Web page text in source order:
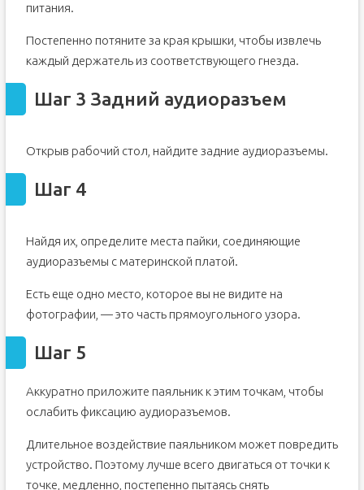
питания.
Постепенно потяните за края крышки, чтобы извлечь
каждый держатель из соответствующего гнезда.
Шаг 3 Задний аудиоразъем
Открыв рабочий стол, найдите задние аудиоразъемы.
Шаг 4
Найдя их, определите места пайки, соединяющие
аудиоразъемы с материнской платой.
Есть еще одно место, которое вы не видите на
фотографии, — это часть прямоугольного узора.
Шаг 5
Аккуратно приложите паяльник к этим точкам, чтобы
ослабить фиксацию аудиоразъемов.
Длительное воздействие паяльником может повредить
устройство. Поэтому лучше всего двигаться от точки к
точке, медленно, постепенно пытаясь снять